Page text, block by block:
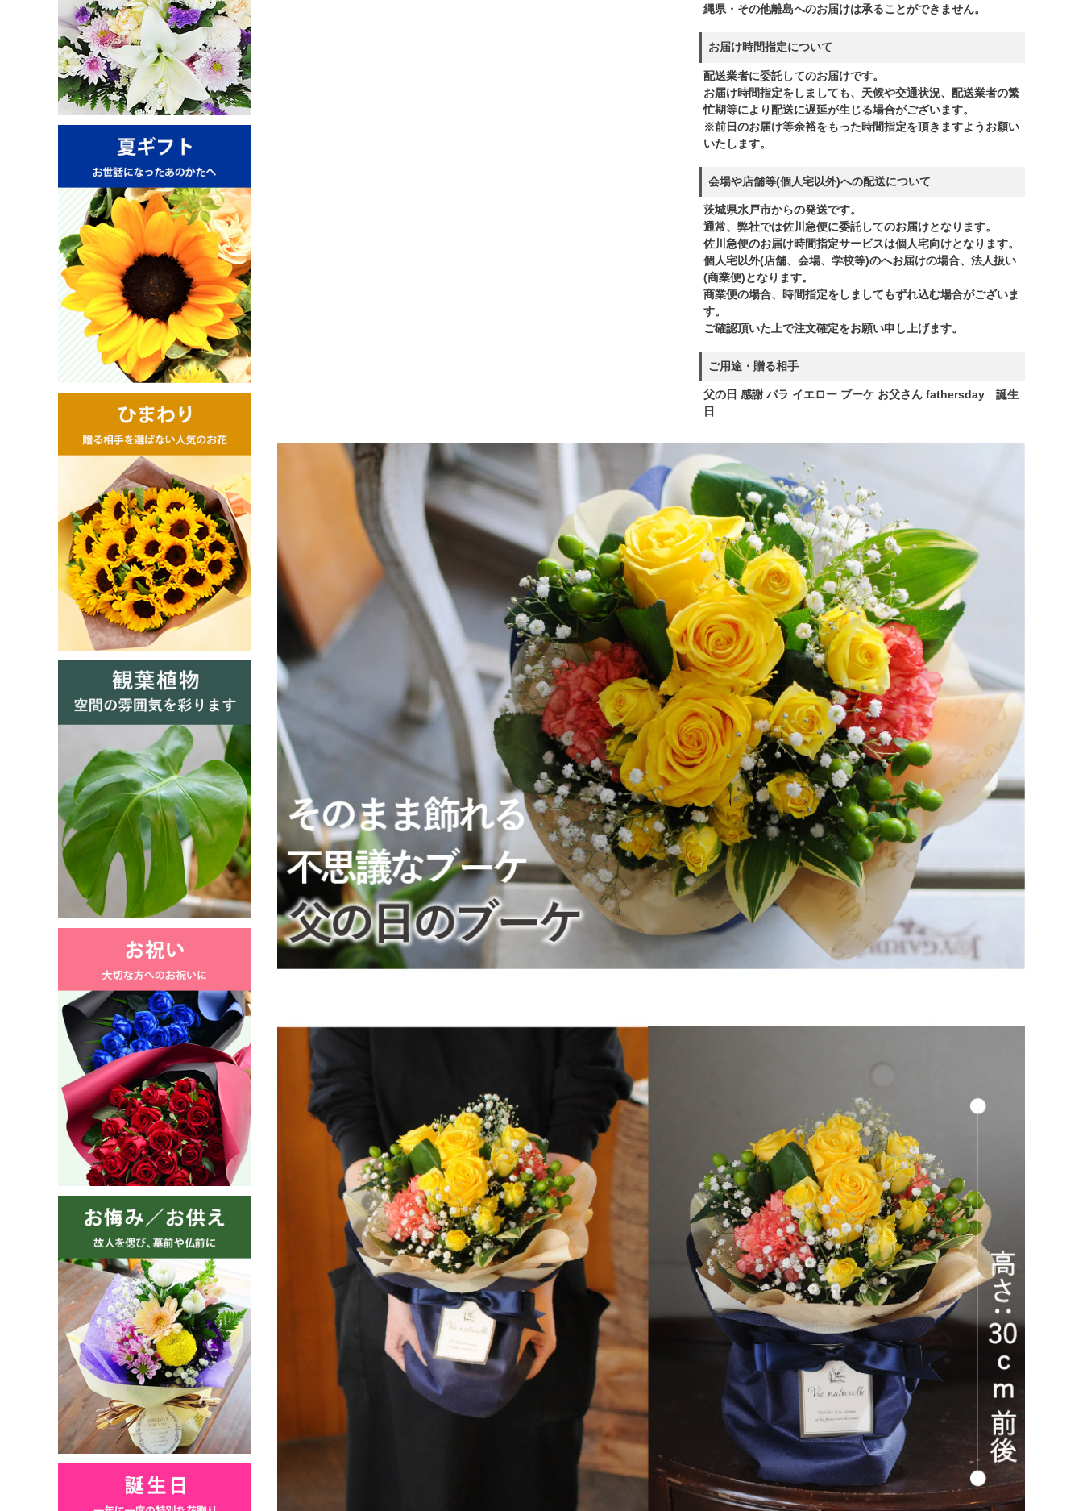
縄県・その他離島へのお届けは承ることができません。
お届け時間指定について
配送業者に委託してのお届けです。
お届け時間指定をしましても、天候や交通状況、配送業者の繁
忙期等により配送に遅延が生じる場合がございます。
※前日のお届け等余裕をもった時間指定を頂きますようお願い
いたします。
会場や店舗等(個人宅以外)への配送について
茨城県水戸市からの発送です。
通常、弊社では佐川急便に委託してのお届けとなります。
佐川急便のお届け時間指定サービスは個人宅向けとなります。
個人宅以外(店舗、会場、学校等)のへお届けの場合、法人扱い
(商業便)となります。
商業便の場合、時間指定をしましてもずれ込む場合がございま
す。
ご確認頂いた上で注文確定をお願い申し上げます。
ご用途・贈る相手
父の日 感謝 バラ イエロー ブーケ お父さん fathersday 誕生
日